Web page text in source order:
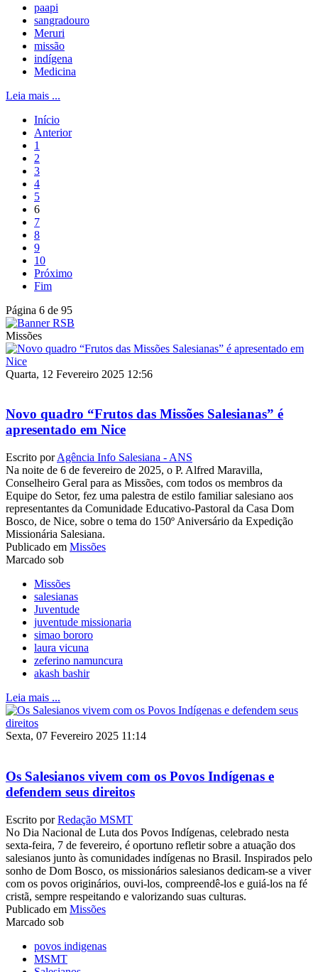
paapi
sangradouro
Meruri
missão
indígena
Medicina
Leia mais ...
Início
Anterior
1
2
3
4
5
6
7
8
9
10
Próximo
Fim
Página 6 de 95
Missões
Quarta, 12 Fevereiro 2025 12:56
Novo quadro “Frutos das Missões Salesianas” é
apresentado em Nice
Escrito porAgência Info Salesiana - ANS
Na noite de 6 de fevereiro de 2025, o P. Alfred Maravilla,
Conselheiro Geral para as Missões, com todos os membros da
Equipe do Setor, fez uma palestra de estilo familiar salesiano aos
representantes da Comunidade Educativo-Pastoral da Casa Dom
Bosco, de Nice, sobre o tema do 150º Aniversário da Expedição
Missionária Salesiana.
Publicado em Missões
Marcado sob
Missões
salesianas
Juventude
juventude missionaria
simao bororo
laura vicuna
zeferino namuncura
akash bashir
Leia mais ...
Sexta, 07 Fevereiro 2025 11:14
Os Salesianos vivem com os Povos Indígenas e
defendem seus direitos
Escrito porRedação MSMT
No Dia Nacional de Luta dos Povos Indígenas, celebrado nesta
sexta-feira, 7 de fevereiro, é oportuno refletir sobre a atuação dos
salesianos junto às comunidades indígenas no Brasil. Inspirados pelo
sonho de Dom Bosco, os missionários salesianos dedicam-se a viver
com os povos originários, ouvi-los, compreendê-los e guiá-los na fé
cristã, sempre respeitando e valorizando suas culturas.
Publicado em Missões
Marcado sob
povos indigenas
MSMT